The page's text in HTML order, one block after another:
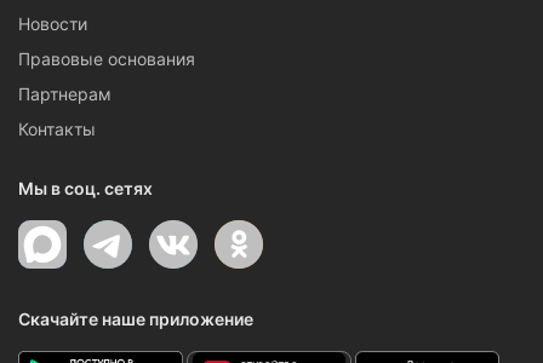
Новости
Правовые основания
Партнерам
Контакты
Мы в соц. сетях
Скачайте наше приложение